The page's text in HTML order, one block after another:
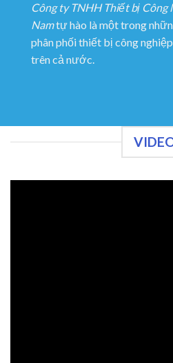
Công ty TNHH Thiết bị Công
Namtự hào là một trong
phân phối thiết bị công
trên cả nước.